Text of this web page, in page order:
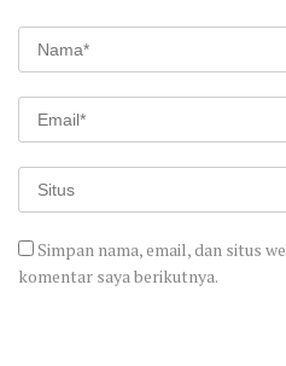
Simpan nama, email, dan situs
komentar saya berikutnya.